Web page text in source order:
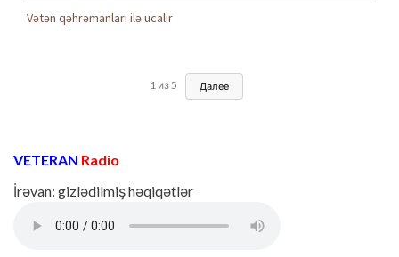
Vətən qəhrəmanları ilə ucalır
1 из5 Далее
VETERAN Radio
İrəvan: gizlədilmiş həqiqətlər